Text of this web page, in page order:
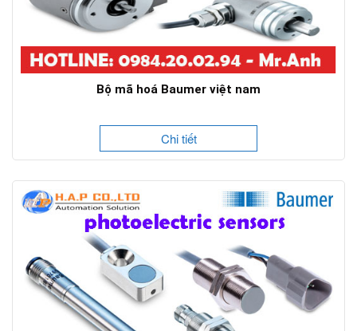
Bộ mã hoá Baumer việt nam
Chi tiết